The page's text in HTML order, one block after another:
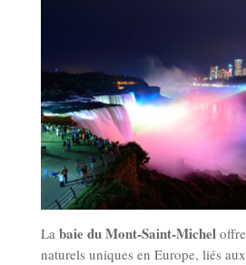
La baie du Mont-Saint-Micheloffre
naturels uniques en Europe, liés